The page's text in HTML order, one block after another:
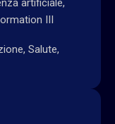
III
Salute,